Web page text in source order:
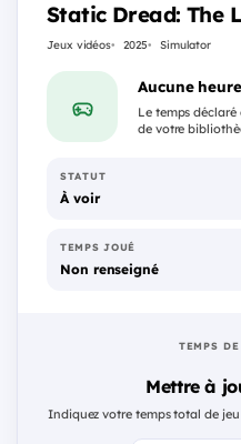
Static Dread: The
Jeux vidéos 2025 Simulator
Aucune
Le temps
de votre
STATUT
À voir
TEMPS JOUÉ
Non renseigné
TEMPS
Mettre à
Indiquez votre temps total de